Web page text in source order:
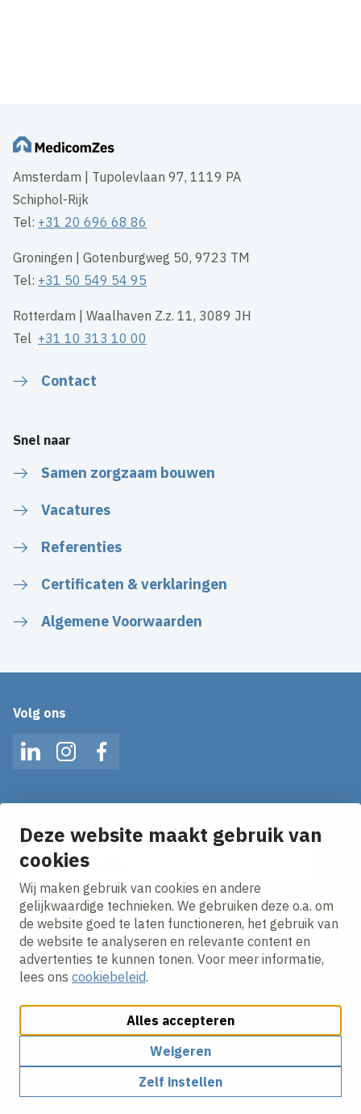
Deze website maakt gebruik van
cookies
Wij maken gebruik van cookies en andere
gelijkwaardige technieken. We gebruiken deze o.a. om
de website goed te laten functioneren, het gebruik van
de website te analyseren en relevante content en
advertenties te kunnen tonen. Voor meer informatie,
lees ons cookiebeleid.
Alles accepteren
Weigeren
Zelf instellen
Amsterdam | Tupolevlaan 97, 1119 PA
Schiphol-Rijk
Tel: +31 20 696 68 86
Groningen | Gotenburgweg 50, 9723 TM
Tel: +31 50 549 54 95
Rotterdam | Waalhaven Z.z. 11, 3089 JH
Tel +31 10 313 10 00
Contact
Snel naar
Samen zorgzaam bouwen
Vacatures
Referenties
Certificaten & verklaringen
Algemene Voorwaarden
Volg ons
LinkedInInstagramFacebook
en ontvang het laatste nieuws direct in je inbox!
E-mailadres
Ik ga akkoord met hetprivacy statement.
Cookies aanpassenCookie beleidPrivacy policy